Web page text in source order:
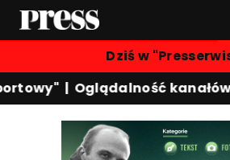
Dziś w
|Oglądalność kanałów